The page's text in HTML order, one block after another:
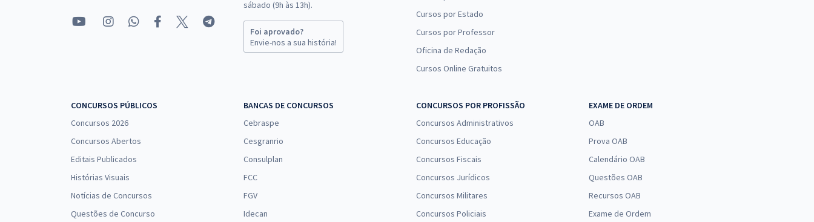
sábado (9h às 13h).
Foi aprovado?
Envie-nos a sua história!
Cursos por Estado
Cursos por Professor
Oficina de Redação
Cursos Online Gratuitos
CONCURSOS PÚBLICOS
Concursos 2026
Concursos Abertos
Editais Publicados
Histórias Visuais
Notícias de Concursos
Questões de Concurso
BANCAS DE CONCURSOS
Cebraspe
Cesgranrio
Consulplan
FCC
FGV
Idecan
CONCURSOS POR PROFISSÃO
Concursos Administrativos
Concursos Educação
Concursos Fiscais
Concursos Jurídicos
Concursos Militares
Concursos Policiais
EXAME DE ORDEM
OAB
Prova OAB
Calendário OAB
Questões OAB
Recursos OAB
Exame de Ordem